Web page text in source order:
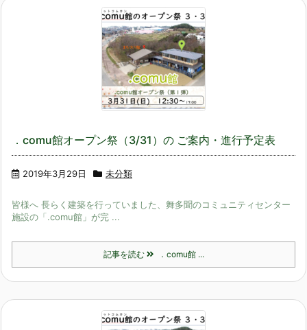
．comu館オープン祭（3/31）の ご案内・進行予定表
2019年3月29日 未分類
皆様へ 長らく建築を行っていました、舞多聞のコミュニティセンター
施設の「.comu館」が完 ...
記事を読む ．comu館 ...